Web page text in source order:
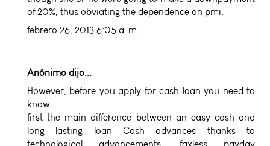
of 20%, thus obviating the dependence on pmi.
febrero 26, 2013 6:05 a. m.
Anónimo dijo...
However, before you apply for cash loan you need to
know
first the main difference between an easy cash and
long lasting loan Cash advances thanks to